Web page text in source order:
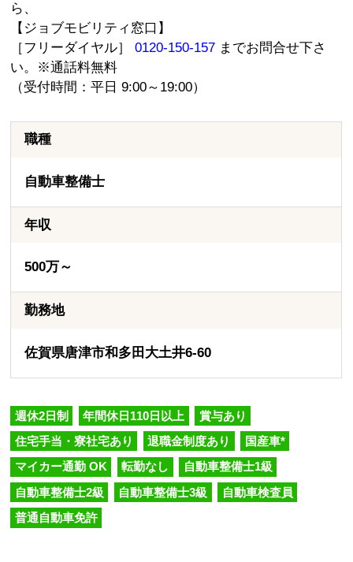
ら、
【ジョブモビリティ窓口】
［フリーダイヤル］0120-150-157 までお問合せ下さ
い。※通話料無料
（受付時間：平日 9:00～19:00）
職種
自動車整備士
年収
500万～
勤務地
佐賀県唐津市和多田大土井6-60
週休2日制 年間休日110日以上 賞与あり
住宅手当・寮社宅あり 退職金制度あり 国産車*
マイカー通勤 OK 転勤なし 自動車整備士1級
自動車整備士2級 自動車整備士3級 自動車検査員
普通自動車免許